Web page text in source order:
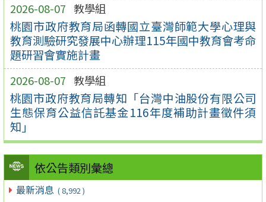
2026-08-07 教學組
桃園市政府教育局函轉國立臺灣師範大學心理與
教育測驗研究發展中心辦理115年國中教育會考命
題研習會實施計畫
2026-08-07 教學組
桃園市政府教育局轉知「台灣中油股份有限公司
生態保育公益信託基金116年度補助計畫徵件須
知」
依公告類別彙總
最新消息 ( 8,992 )